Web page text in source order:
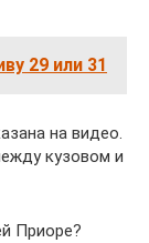
29 или 31
на видео.
кузовом и
Приоре?